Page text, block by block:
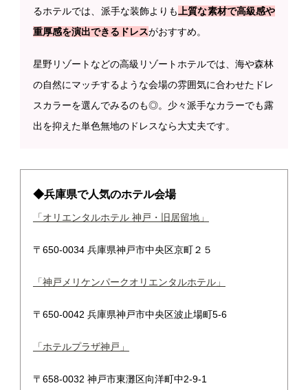
るホテルでは、派手な装飾よりも
上質な素材で高級感や
重厚感を演出できるドレスがおすすめ。
星野リゾートなどの高級リゾートホテルでは、海や森林
の自然にマッチするような会場の雰囲気に合わせたドレ
スカラーを選んでみるのも◎。少々派手なカラーでも露
出を抑えた単色無地のドレスなら大丈夫です。
◆兵庫県で人気のホテル会場
「オリエンタルホテル 神戸・旧居留地」
〒650-0034 兵庫県神戸市中央区京町２５
「神戸メリケンパークオリエンタルホテル」
〒650-0042 兵庫県神戸市中央区波止場町5-6
「ホテルプラザ神戸」
〒658-0032 神戸市東灘区向洋町中2-9-1